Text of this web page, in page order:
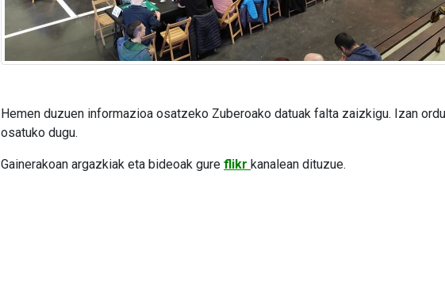
Hemen duzuen informazioa osatzeko Zuberoako datuak falta zaizkigu. Izan
osatuko dugu.
Gainerakoan argazkiak eta bideoak gure flikr kanalean dituzue.